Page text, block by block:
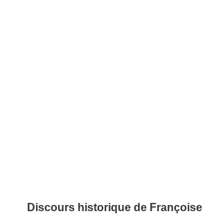
Discours historique de Françoise